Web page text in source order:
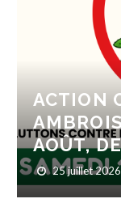
ACTION
AOÛT,
25 juillet 2026